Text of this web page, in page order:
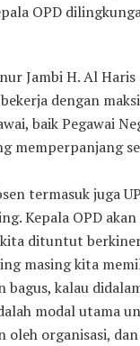
OPD
Jambi H. Al
dengan
baik Pegawai
memperpanjang
termasuk juga
Kepala OPD
dituntut
masing kita
bagus, kalau
modal utama
oleh organisasi,